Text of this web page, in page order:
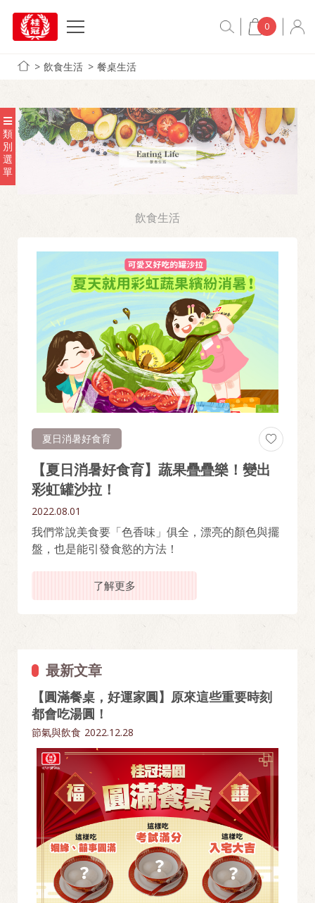
0
飲食生活 餐桌生活
類
別
選
單
飲食生活
夏日消暑好食育
【夏日消暑好食育】蔬果疊疊樂！變出
彩虹罐沙拉！
2022.08.01
我們常說美食要「色香味」俱全，漂亮的顏色與擺
盤，也是能引發食慾的方法！
了解更多
最新文章
【圓滿餐桌，好運家圓】原來這些重要時刻
都會吃湯圓！
節氣與飲食 2022.12.28